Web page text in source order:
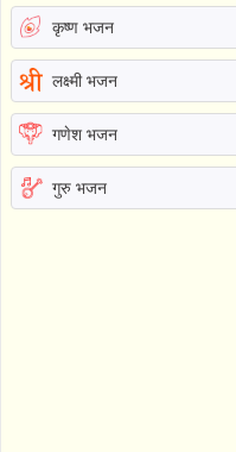
कृष्ण भजन
लक्ष्मी भजन
गणेश भजन
गुरु भजन